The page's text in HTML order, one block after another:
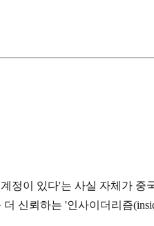
이 있다'는 사실 자체가 중
신뢰하는 '인사이더리즘